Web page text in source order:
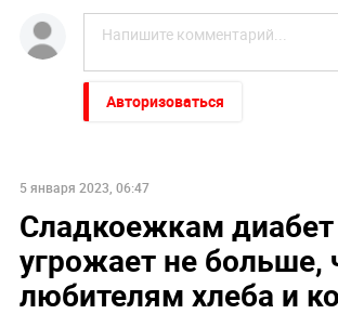
Авторизоваться
5 января 2023, 06:47
Сладкоежкам диабет
угрожает не больше,
любителям хлеба и